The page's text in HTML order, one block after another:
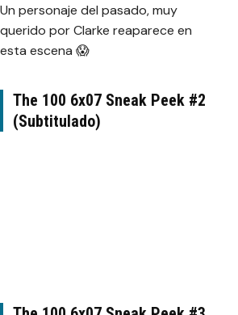
Un personaje del pasado, muy
querido por Clarke reaparece en
esta escena 😱
The 100 6x07 Sneak Peek #2
(Subtitulado)